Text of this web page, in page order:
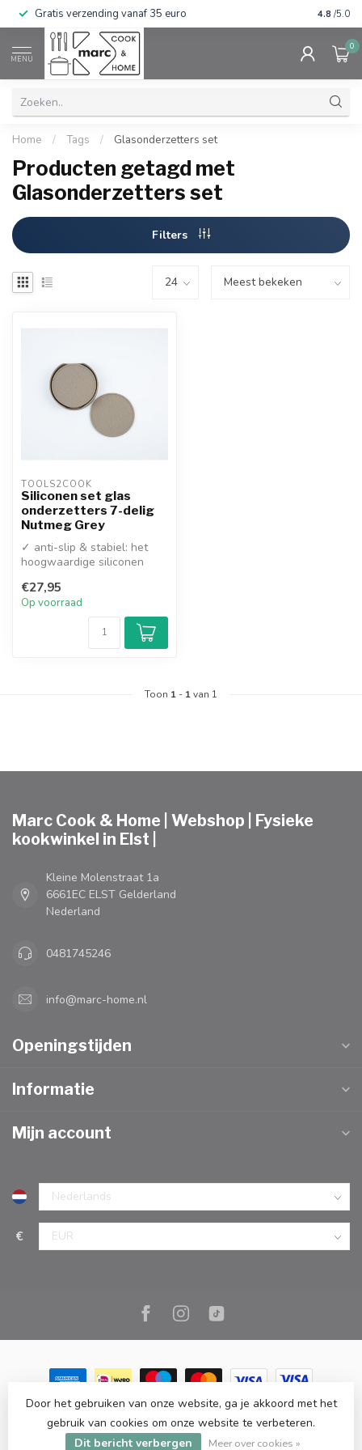
Gratis verzending vanaf 35 euro 4.8 /5.0
MENU
0
Home / Tags / Glasonderzetters set
Producten getagd met
Glasonderzetters set
Filters
TOOLS2COOK
Siliconen set glas
onderzetters 7-delig
Nutmeg Grey
✓ anti-slip & stabiel: het
hoogwaardige siliconen
maximale g...
€27,95
Op voorraad
Toon 1 - 1van 1
Marc Cook & Home | Webshop | Fysieke
kookwinkel in Elst |
Kleine Molenstraat 1a
6661EC ELST Gelderland
Nederland
0481745246
info@marc-home.nl
Openingstijden
Informatie
Mijn account
€
© Copyright 2026 Marc Cook & Home | Webshop | Fysieke
kookwinkel in Elst |- Powered byLightspeed-Lightspeed design
byDyvelopment
Door het gebruiken van onze website, ga je akkoord met het
gebruik van cookies om onze website te verbeteren.
Dit bericht verbergen
Meer over cookies »